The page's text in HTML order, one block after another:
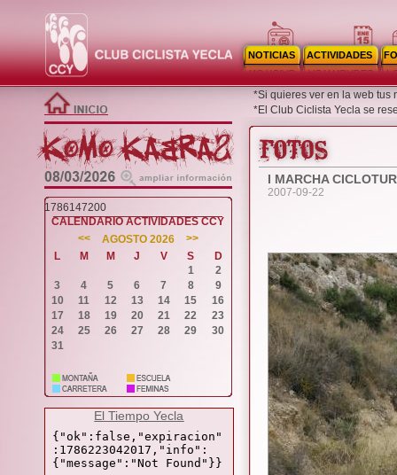
NOTICIAS ACTIVIDADES
*Si quieres ver en la web
*El Club Ciclista Yecla se
1786147200
CALENDARIO ACTIVIDADES CCY
<<
AGOSTO 2026
>>
L
M M J V S
D
1
2
3
4 5 6 7 8
9
10
11 12 13 14 15
16
17
18 19 20 21 22
23
24
25 26 27 28 29
30
31
El Tiempo Yecla
I MARCHA
2007-09-22